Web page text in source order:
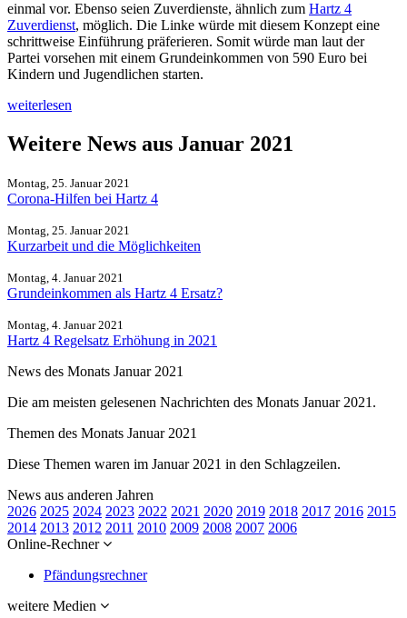
einmal vor. Ebenso seien Zuverdienste, ähnlich zum Hartz 4
Zuverdienst, möglich. Die Linke würde mit diesem Konzept eine
schrittweise Einführung präferieren. Somit würde man laut der
Partei vorsehen mit einem Grundeinkommen von 590 Euro bei
Kindern und Jugendlichen starten.
weiterlesen
Weitere News aus Januar 2021
Montag, 25. Januar 2021
Corona-Hilfen bei Hartz 4
Montag, 25. Januar 2021
Kurzarbeit und die Möglichkeiten
Montag, 4. Januar 2021
Grundeinkommen als Hartz 4 Ersatz?
Montag, 4. Januar 2021
Hartz 4 Regelsatz Erhöhung in 2021
News des Monats Januar 2021
Die am meisten gelesenen Nachrichten des Monats Januar 2021.
Themen des Monats Januar 2021
Diese Themen waren im Januar 2021 in den Schlagzeilen.
News aus anderen Jahren
2026 2025 2024 2023 2022 2021 2020 2019 2018 2017 2016 2015
2014 2013 2012 2011 2010 2009 2008 2007 2006
Online-Rechner
Pfändungsrechner
weitere Medien